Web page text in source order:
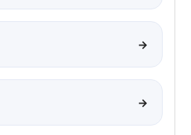
→
→